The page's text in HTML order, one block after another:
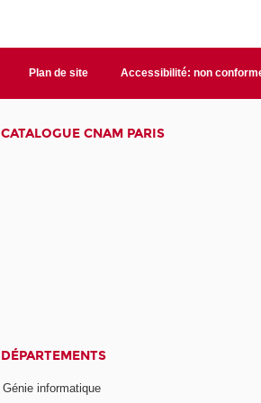
Plan de site Accessibilité: non
CATALOGUE CNAM PARIS
DÉPARTEMENTS
Génie informatique